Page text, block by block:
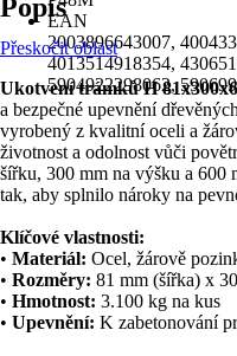
EAN
2003896643007,
4013514918354,
5904922298062,
Popis
Přeskočit oblast
Ukotvení trámků H
a bezpečné upevnění
vyrobený z kvalitní oceli a
životnost a odolnost vůči
šířku, 300 mm na výšku a 600
tak, aby splnilo nároky na
Klíčové vlastnosti:
• Materiál: Ocel, žárově
• Rozměry: 81 mm (šířka) x
• Hmotnost: 3.100 kg na kus
• Upevnění: K zabetonování